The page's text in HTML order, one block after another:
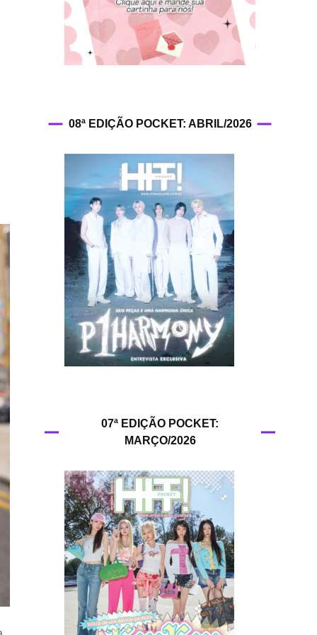
HIT!Fashion
HIT!Filmes
HIT!Hop
HIT!Leituras
HIT!Diary
HIT!Lyrics
HIT!Politics
HIT!Queer
HIT!Vem aí
Panfletando
08ª EDIÇÃO POCKET: ABRIL/2026
07ª EDIÇÃO POCKET:
MARÇO/2026